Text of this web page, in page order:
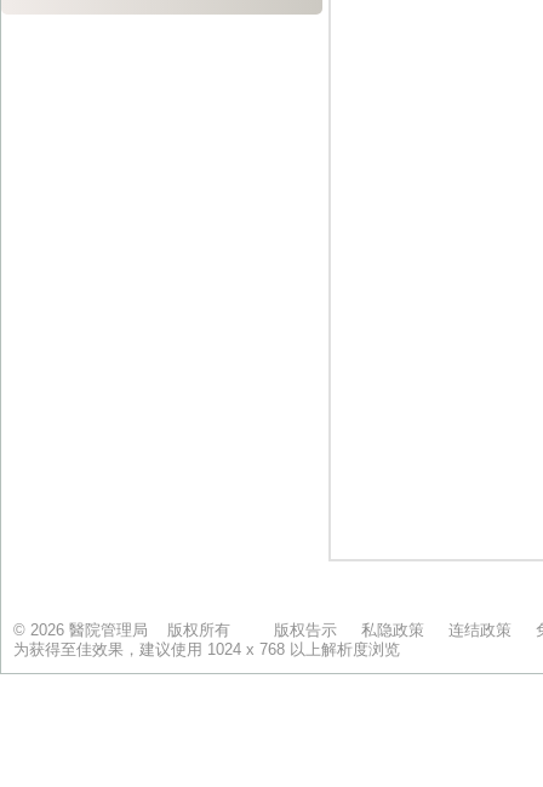
© 2026 醫院管理局 版权所有 版权告示 私隐政策 连结政策
为获得至佳效果，建议使用 1024 x 768 以上解析度浏览